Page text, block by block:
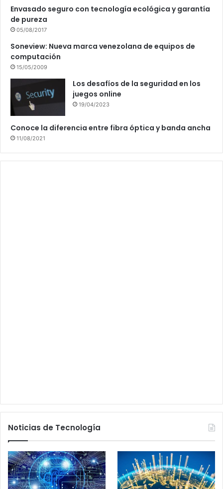
Envasado seguro con tecnología ecológica y garantía
de pureza
05/08/2017
Soneview: Nueva marca venezolana de equipos de
computación
15/05/2009
Los desafíos de la seguridad en los
juegos online
19/04/2023
Conoce la diferencia entre fibra óptica y banda ancha
11/08/2021
Noticias de Tecnología